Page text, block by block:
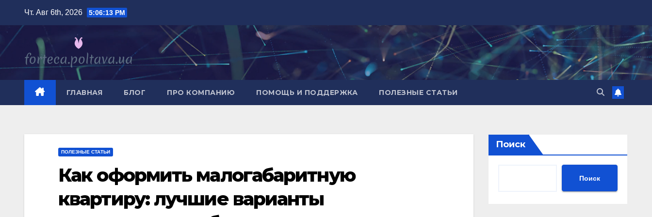
содержимому
Чт. Авг 6th, 2026 5:06:15 PM
ГЛАВНАЯ БЛОГ ПРО КОМПАНИЮ ПОМОЩЬ И ПОДДЕРЖКА ПОЛЕЗНЫЕ СТАТЬИ
ПОЛЕЗНЫЕ СТАТЬИ
Как оформить малогабаритную
квартиру: лучшие варианты
Поиск
Поиск